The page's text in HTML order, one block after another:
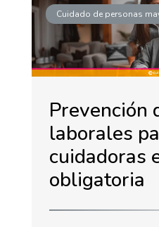
Cuidado de personas
Prevención
laborales
cuidadoras
obligatoria